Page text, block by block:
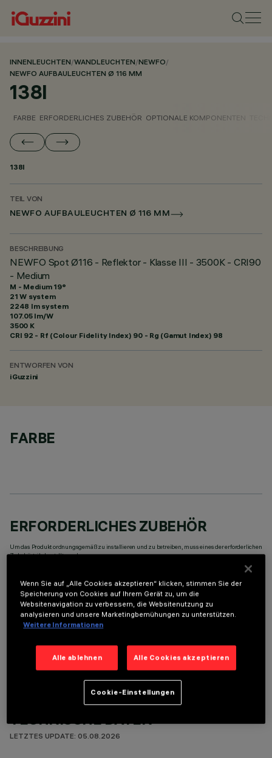
INNENLEUCHTEN/WANDLEUCHTEN/NEWFO/
NEWFO AUFBAULEUCHTEN Ø 116 MM
138I
FARBE ERFORDERLICHES ZUBEHÖR OPTIONALE KOMPONENTEN
138I
TEIL VON
NEWFO AUFBAULEUCHTEN Ø 116 MM
BESCHREIBUNG
NEWFO Spot Ø116 - Reflektor - Klasse III - 3500K - CRI90
- Medium
M - Medium 19°
21 W system
2248 lm system
107.05 lm/W
3500 K
CRI 92 - Rf (Colour Fidelity Index) 90 - Rg (Gamut Index) 98
ENTWORFEN VON
iGuzzini
FARBE
ERFORDERLICHES ZUBEHÖR
Um das Produkt ordnungsgemäß zu installieren und zu betreiben, muss eines der erforderlichen
Zubehörteile bestellt werden:
OPTIONALE KOMPONENTEN
TECHNISCHE DATEN
LETZTES UPDATE: 05.08.2026
Wenn Sie auf „Alle Cookies akzeptieren“ klicken, stimmen Sie der
Speicherung von Cookies auf Ihrem Gerät zu, um die
Websitenavigation zu verbessern, die Websitenutzung zu
analysieren und unsere Marketingbemühungen zu unterstützen.
Weitere Informationen
Alle ablehnen Alle Cookies akzeptieren
Cookie-Einstellungen